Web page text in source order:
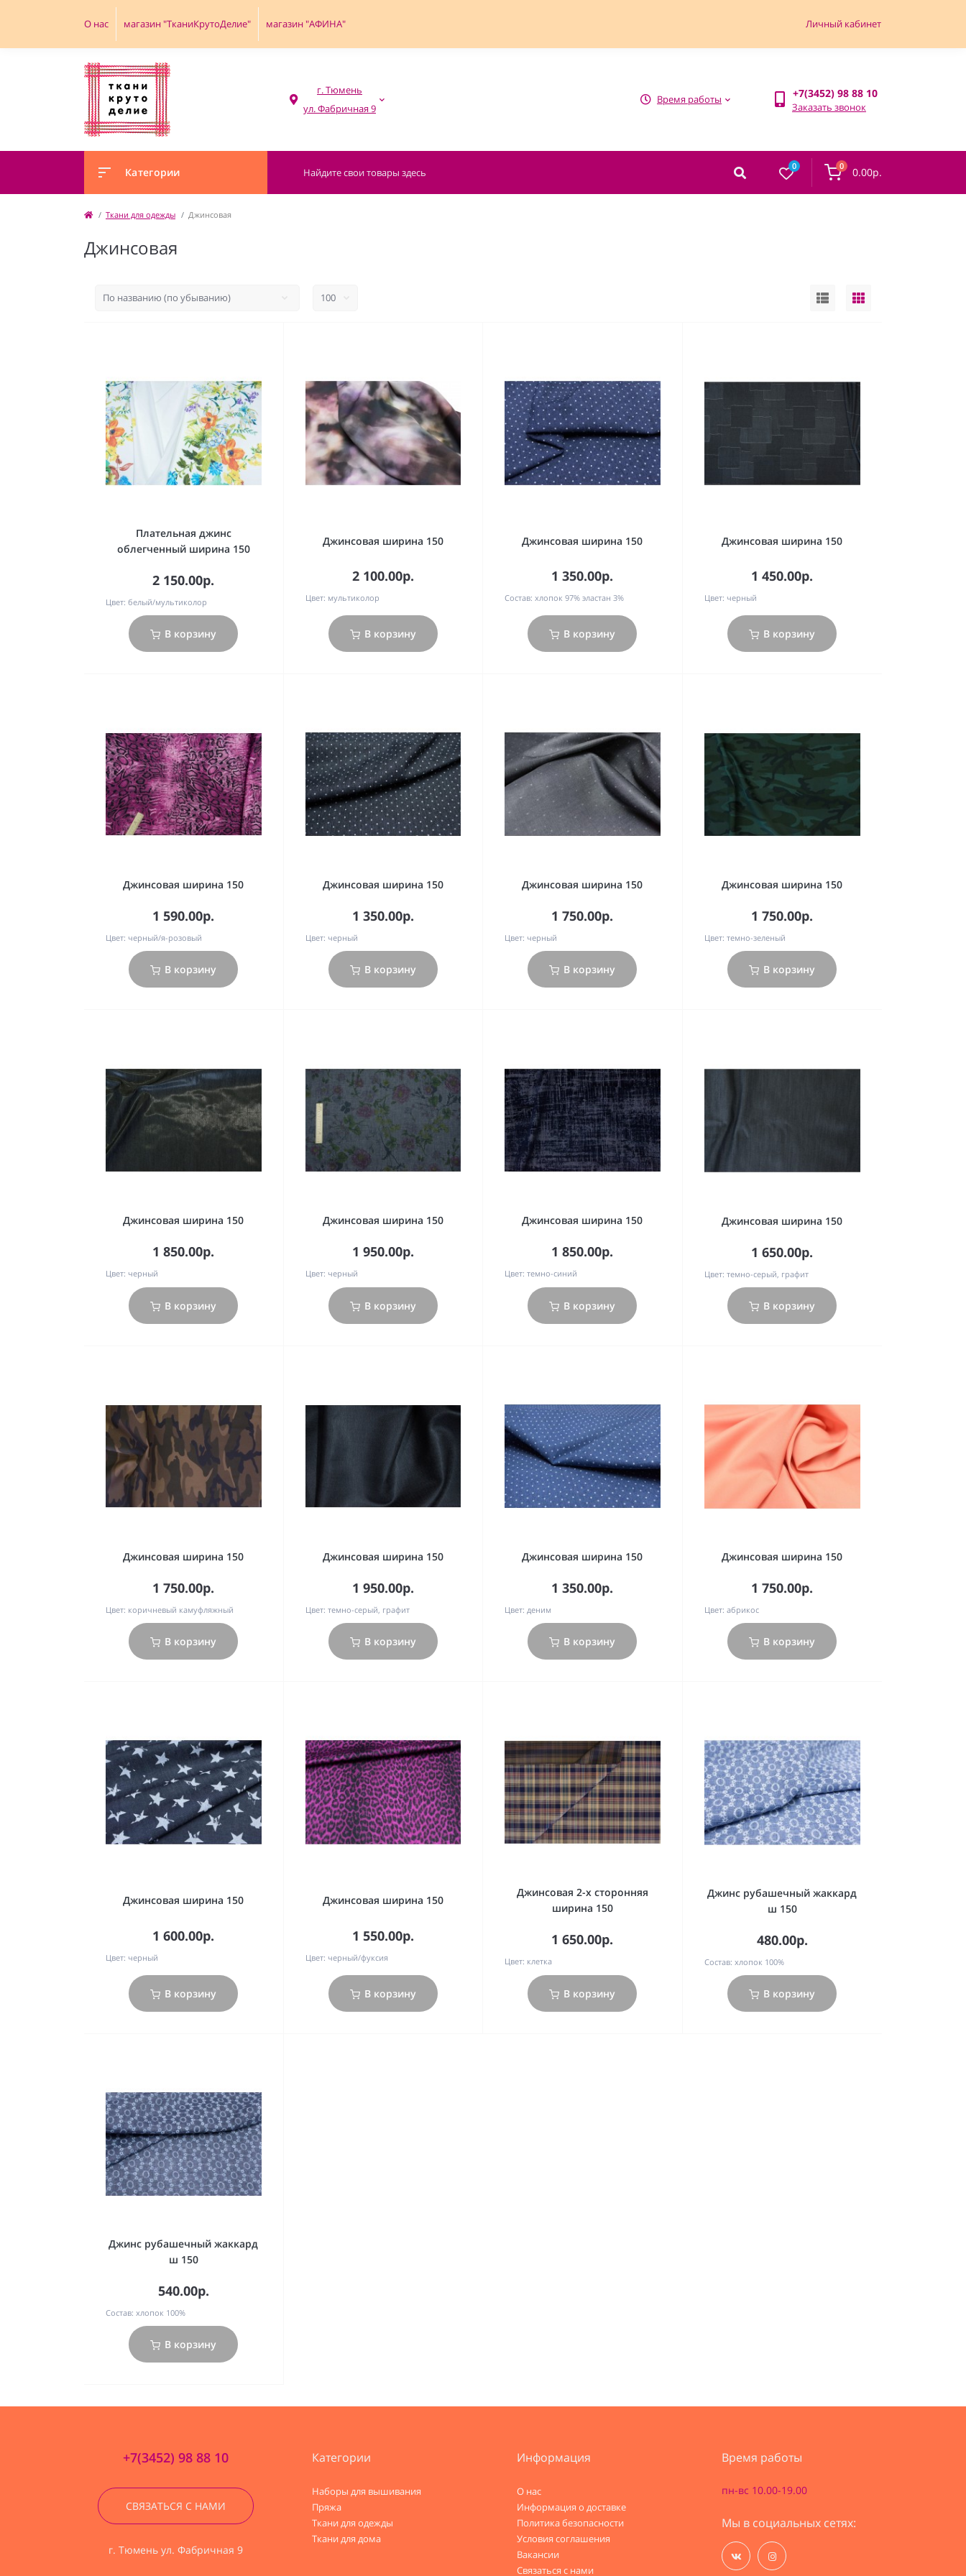
О нас магазин "ТканиКрутоДелие" магазин "АФИНА" Личный кабинет
г. Тюмень
Время работы +7(3452) 98 88 10
Заказать звонок
Категории 0 0 0.00р.
Ткани для одежды Джинсовая
Джинсовая
Плательная джинс
облегченный ширина 150
2 150.00р.
Цвет: белый/мультиколор
В корзину
Джинсовая ширина 150
2 100.00р.
Цвет: мультиколор
В корзину
Джинсовая ширина 150
1 350.00р.
Состав: хлопок 97% эластан 3%
В корзину
Джинсовая ширина 150
1 450.00р.
Цвет: черный
В корзину
Джинсовая ширина 150
1 590.00р.
Цвет: черный/я-розовый
В корзину
Джинсовая ширина 150
1 350.00р.
Цвет: черный
В корзину
Джинсовая ширина 150
1 750.00р.
Цвет: черный
В корзину
Джинсовая ширина 150
1 750.00р.
Цвет: темно-зеленый
В корзину
Джинсовая ширина 150
1 850.00р.
Цвет: черный
В корзину
Джинсовая ширина 150
1 950.00р.
Цвет: черный
В корзину
Джинсовая ширина 150
1 850.00р.
Цвет: темно-синий
В корзину
Джинсовая ширина 150
1 650.00р.
Цвет: темно-серый, графит
В корзину
Джинсовая ширина 150
1 750.00р.
Цвет: коричневый камуфляжный
В корзину
Джинсовая ширина 150
1 950.00р.
Цвет: темно-серый, графит
В корзину
Джинсовая ширина 150
1 350.00р.
Цвет: деним
В корзину
Джинсовая ширина 150
1 750.00р.
Цвет: абрикос
В корзину
Джинсовая ширина 150
1 600.00р.
Цвет: черный
В корзину
Джинсовая ширина 150
1 550.00р.
Цвет: черный/фуксия
В корзину
Джинсовая 2-х сторонняя
ширина 150
1 650.00р.
Цвет: клетка
В корзину
Джинс рубашечный жаккард
ш 150
480.00р.
Состав: хлопок 100%
В корзину
Джинс рубашечный жаккард
ш 150
540.00р.
Состав: хлопок 100%
В корзину
+7(3452) 98 88 10
СВЯЗАТЬСЯ С НАМИ
г. Тюмень ул. Фабричная 9
Категории
Наборы для вышивания
Пряжа
Ткани для одежды
Ткани для дома
Информация
О нас
Информация о доставке
Политика безопасности
Условия соглашения
Вакансии
Связаться с нами
Время работы
пн-вс 10.00-19.00
Мы в социальных сетях: